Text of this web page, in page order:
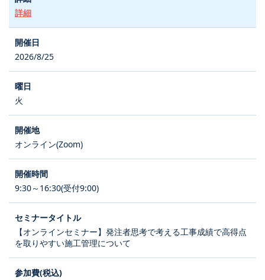
詳細
2026/8/25
火
オンライン(Zoom)
9:30～16:30(受付9:00)
【オンラインセミナー】発注者思考で考える工事成績で高得点
を取りやすい施工管理について